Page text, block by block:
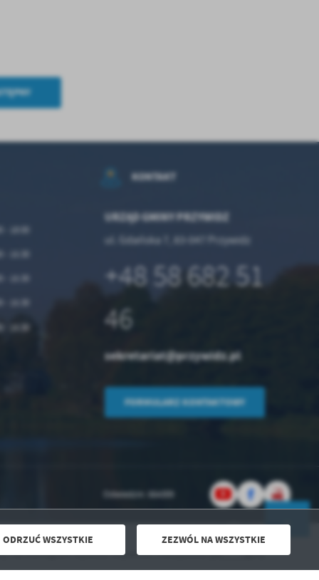
ODRZUĆ WSZYSTKIE ZEZWÓL NA WSZYSTKIE
- 15:30
KONTAKT
URZĄD GMINY PRZYWIDZ
ul. Gdańska 7, 83-047 Przywidz
+48 58 682 51
46
sekretariat@przywidz.pl
FORMULARZ KONTAKTOWY
Odwiedzin: 664309
DO GÓRY
wywozu odpadów i nieczystości już dostępny